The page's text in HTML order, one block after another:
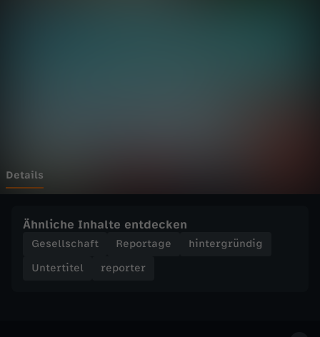
r
m
Details
Ähnliche Inhalte entdecken
Gesellschaft Reportage
hintergründig
Untertitel
reporter